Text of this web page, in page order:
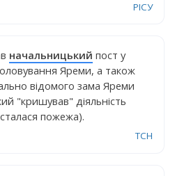
РІСУ
начальницький пост у
Яреми, а також
відомого зама Яреми
"кришував" діяльність
пожежа).
ТСН